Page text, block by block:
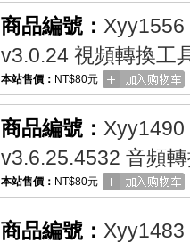
商品編號： Xyy1556
v3.0.24 視頻轉換工
本站售價： NT$80元
商品編號： Xyy1490
v3.6.25.4532 音頻
本站售價： NT$80元
商品編號： Xyy1483